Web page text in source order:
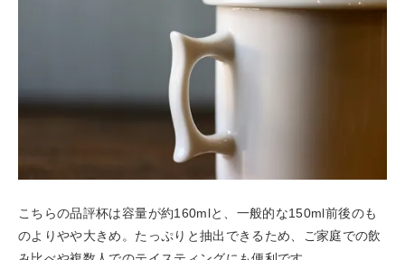
こちらの品評杯は容量が約160mlと、一般的な150ml前後のも
のよりやや大きめ。たっぷりと抽出できるため、ご家庭での飲